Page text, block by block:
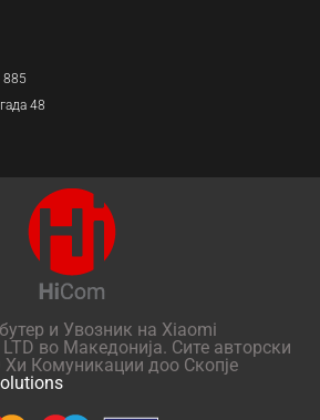
885
48
и Увозник на Xiaomi
во Македонија. Сите авторски
Комуникации доо Скопје